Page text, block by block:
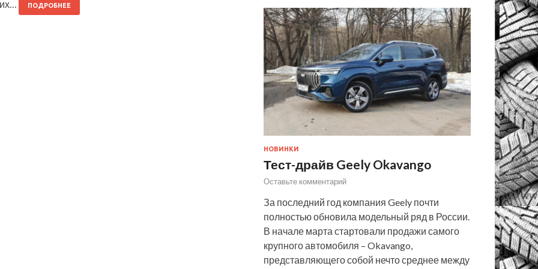
ПОДРОБНЕЕ
НОВИНКИ
Тест-драйв Geely Okavango
Оставьте комментарий
За последний год компания Geely почти
полностью обновила модельный ряд в России.
В начале марта стартовали продажи самого
крупного автомобиля – Okavango,
представляющего собой нечто среднее между